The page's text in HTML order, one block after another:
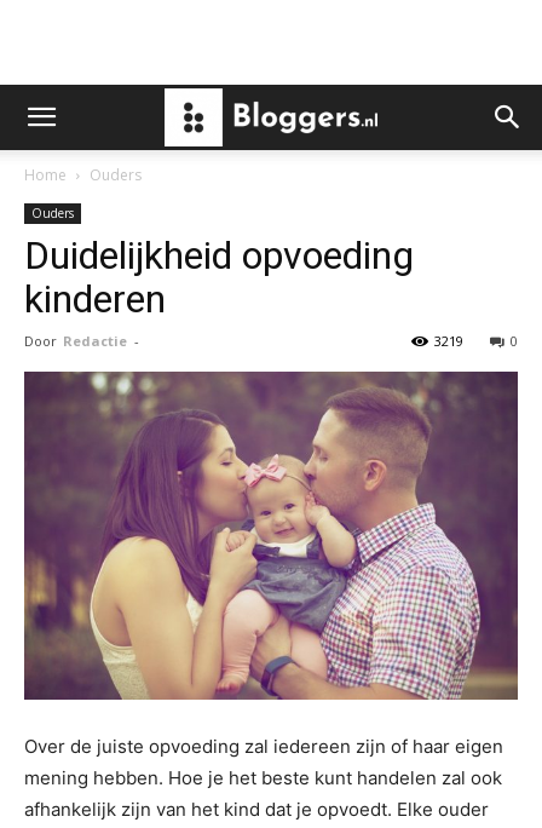
Home Ouders
Ouders
Duidelijkheid opvoeding
kinderen
Door Redactie - 0
3219
Over de juiste opvoeding zal iedereen zijn of haar eigen
mening hebben. Hoe je het beste kunt handelen zal ook
afhankelijk zijn van het kind dat je opvoedt. Elke ouder